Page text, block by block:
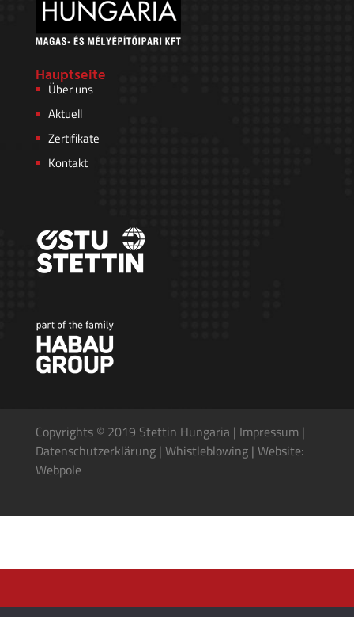
Hauptseite
Über uns
Aktuell
Zertifikate
Kontakt
Copyrights © 2019 Stettin Hungaria | Impressum |
Datenschutzerklärung| Whistleblowing| Website:
Webpole